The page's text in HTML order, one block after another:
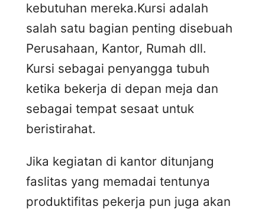
kebutuhan mereka.Kursi adalah
salah satu bagian penting disebuah
Perusahaan, Kantor, Rumah dll.
Kursi sebagai penyangga tubuh
ketika bekerja di depan meja dan
sebagai tempat sesaat untuk
beristirahat.
Jika kegiatan di kantor ditunjang
faslitas yang memadai tentunya
produktifitas pekerja pun juga akan